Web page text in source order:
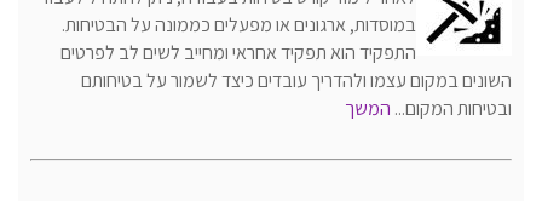
במוסדות, ארגונים או מפעלים כממונה על הבטיחות.
התפקיד הוא תפקיד אחראי ומחייב לשים לב לפרטים
השונים במקום עצמו ולהדריך עובדים כיצד לשמור על בטיחותם
ובטיחות המקום... המשך